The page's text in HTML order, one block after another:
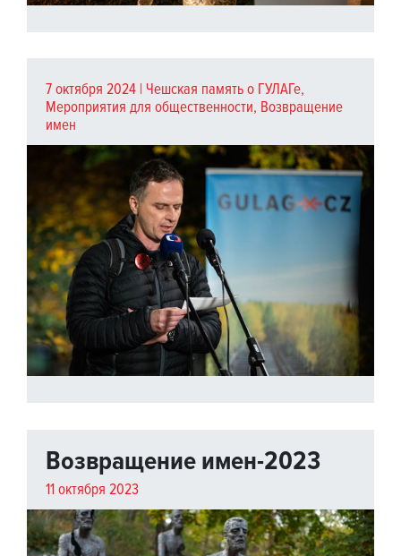
7 октября 2024 | Чешская память о ГУЛАГе,
Мероприятия для общественности, Возвращение
имен
Возвращение имен-2023
11 октября 2023